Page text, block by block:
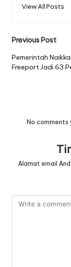
View All Posts
Post
Previous Post
Pemerintah
Freeport Jadi 63
No comments
Alamat email